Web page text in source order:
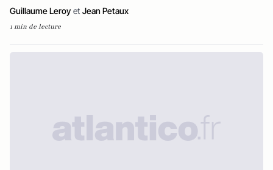
Guillaume Leroy et Jean Petaux
1 min de lecture